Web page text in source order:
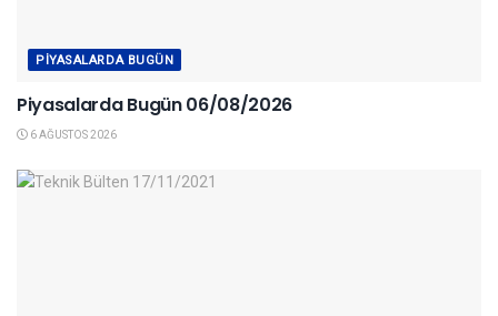
PIYASALARDA BUGÜN
Piyasalarda Bugün 06/08/2026
6 AĞUSTOS 2026